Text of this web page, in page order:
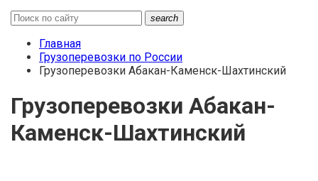
search
Главная
Грузоперевозки по России
Грузоперевозки Абакан-Каменск-Шахтинский
Грузоперевозки Абакан-
Каменск-Шахтинский